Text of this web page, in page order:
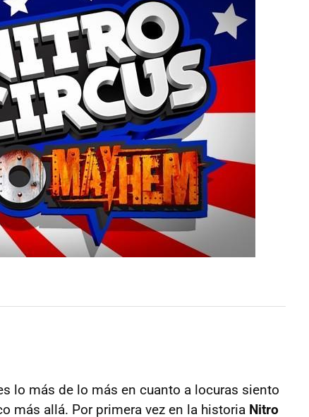
lo más de lo más en cuanto a locuras siento
más allá. Por primera vez en la historia Nitro